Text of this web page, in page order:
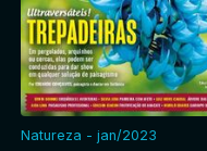
Natureza - jan/2023